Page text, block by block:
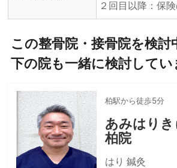
２回目以降：保
この整骨院・接骨院を検討
下の院も一緒に検討してい
柏駅から徒歩5分
あみはり
柏院
はり 鍼灸